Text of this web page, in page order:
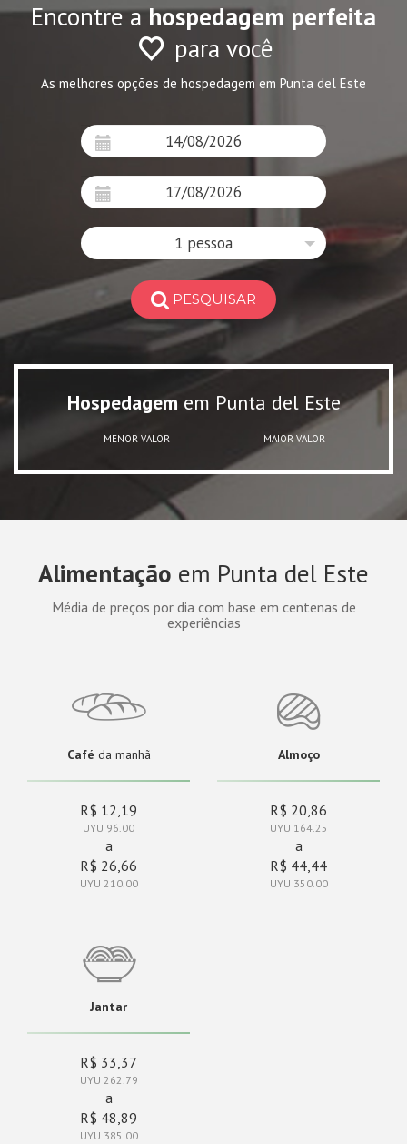
Encontre ahospedagem perfeita
para você
As melhores opções de hospedagem em Punta del Este
1 pessoa
PESQUISAR
Hospedagem em Punta del Este
MENOR VALOR MAIOR VALOR
Alimentação em Punta del Este
Média de preços por dia com base em centenas de
experiências
Café da manhã
R$ 12,19
UYU 96.00
a
R$ 26,66
UYU 210.00
Almoço
R$ 20,86
UYU 164.25
a
R$ 44,44
UYU 350.00
Jantar
R$ 33,37
UYU 262.79
a
R$ 48,89
UYU 385.00